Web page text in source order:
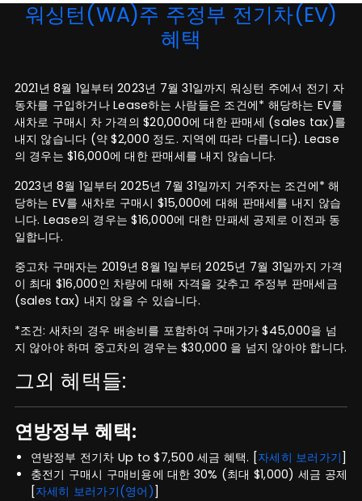
워싱턴(WA)주 주정부 전기차(EV)
혜택
2021년 8월 1일부터 2023년 7월 31일까지 워싱턴 주에서 전기 자
동차를 구입하거나 Lease하는 사람들은 조건에* 해당하는 EV를
새차로 구매시 차 가격의 $20,000에 대한 판매세 (sales tax)를
내지 않습니다 (약 $2,000 정도. 지역에 따라 다릅니다). Lease
의 경우는 $16,000에 대한 판매세를 내지 않습니다.
2023년 8월 1일부터 2025년 7월 31일까지 거주자는 조건에* 해
당하는 EV를 새차로 구매시 $15,000에 대해 판매세를 내지 않습
니다. Lease의 경우는 $16,000에 대한 만패세 공제로 이전과 동
일합니다.
중고차 구매자는 2019년 8월 1일부터 2025년 7월 31일까지 가격
이 최대 $16,000인 차량에 대해 자격을 갖추고 주정부 판매세금
(sales tax) 내지 않을 수 있습니다.
*조건: 새차의 경우 배송비를 포함하여 구매가가 $45,000을 넘
지 않아야 하며 중고차의 경우는 $30,000 을 넘지 않아야 합니다.
그외 혜택들:
연방정부 혜택:
연방정부 전기차 Up to $7,500 세금 혜택. [자세히 보러가기 ]
충전기 구매시 구매비용에 대한 30% (최대 $1,000) 세금 공제
[자세히 보러가기(영어) ]